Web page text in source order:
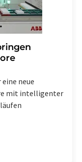
neue
mit intelligenter